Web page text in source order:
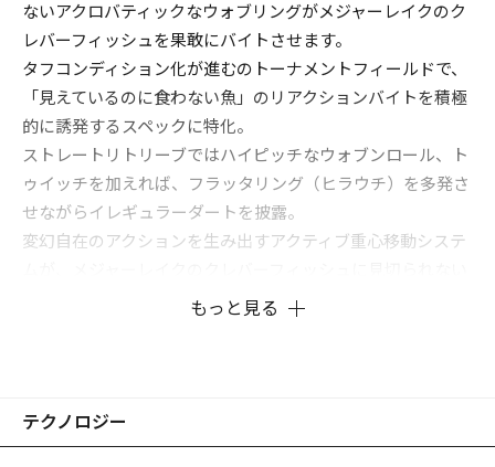
ないアクロバティックなウォブリングがメジャーレイクのク
レバーフィッシュを果敢にバイトさせます。
タフコンディション化が進むのトーナメントフィールドで、
「見えているのに食わない魚」のリアクションバイトを積極
的に誘発するスペックに特化。
ストレートリトリーブではハイピッチなウォブンロール、ト
ゥイッチを加えれば、フラッタリング（ヒラウチ）を多発さ
せながらイレギュラーダートを披露。
変幻自在のアクションを生み出すアクティブ重心移動システ
リアクションゲームを展開。もっと見る
テクノロジー